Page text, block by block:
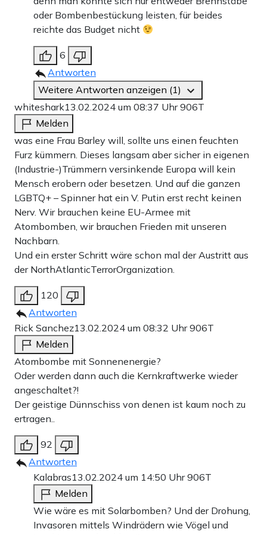
oder Bombenbestückung leisten, für beides
reichte das Budget nicht
6
Antworten
Weitere Antworten anzeigen (1)
whiteshark13.02.2024 um 08:37 Uhr906T
Melden
was eine Frau Barley will, sollte uns einen feuchten
Furz kümmern. Dieses langsam aber sicher in eigenen
(Industrie-)Trümmern versinkende Europa will kein
Mensch erobern oder besetzen. Und auf die ganzen
LGBTQ+ – Spinner hat ein V. Putin erst recht keinen
Nerv. Wir brauchen keine EU-Armee mit
Atombomben, wir brauchen Frieden mit unseren
Nachbarn.
Und ein erster Schritt wäre schon mal der Austritt aus
der NorthAtlanticTerrorOrganization.
120
Antworten
Rick Sanchez13.02.2024 um 08:32 Uhr906T
Melden
Atombombe mit Sonnenenergie?
Oder werden dann auch die Kernkraftwerke wieder
angeschaltet?!
Der geistige Dünnschiss von denen ist kaum noch zu
ertragen..
92
Antworten
Kalabras13.02.2024 um 14:50 Uhr906T
Melden
Wie wäre es mit Solarbomben? Und der Drohung,
Invasoren mittels Windrädern wie Vögel und